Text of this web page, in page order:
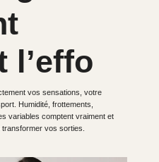
l’effo
vos sensations, votre
Humidité, frottements,
variables comptent vraiment et
vos sorties.